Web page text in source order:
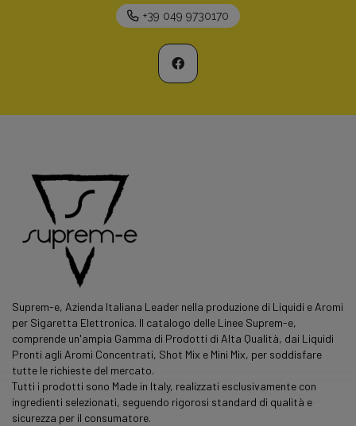
+39 049 9730170
Suprem-e, Azienda Italiana Leader nella produzione di Liquidi e Aromi
per Sigaretta Elettronica. Il catalogo delle Linee Suprem-e,
comprende un'ampia Gamma di Prodotti di Alta Qualità, dai Liquidi
Pronti agli Aromi Concentrati, Shot Mix e Mini Mix, per soddisfare
tutte le richieste del mercato.
Tutti i prodotti sono Made in Italy, realizzati esclusivamente con
ingredienti selezionati, seguendo rigorosi standard di qualità e
sicurezza per il consumatore.